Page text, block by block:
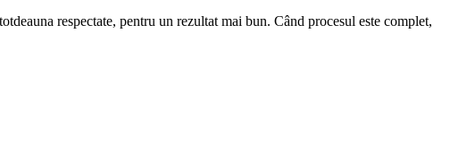
respectate, pentru un rezultat mai bun. Când procesul este complet,